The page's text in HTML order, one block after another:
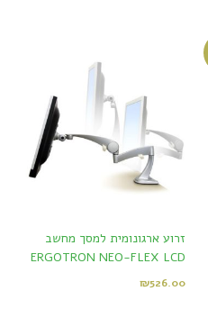
זרוע ארגונומית למסך מחשב
ERGOTRON NEO-FLEX LCD
₪526.00